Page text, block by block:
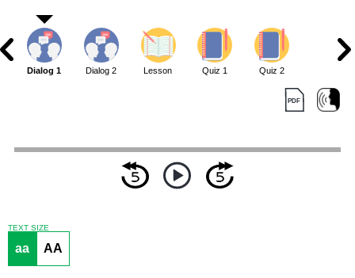
Dialog 1 Dialog 2 Lesson Quiz 1 Quiz 2
TEXT SIZE
aa AA